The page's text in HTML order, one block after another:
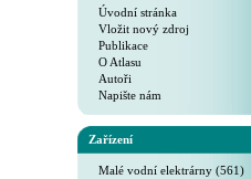
Úvodní stránka
Vložit nový zdroj
Publikace
O Atlasu
Autoři
Napište nám
Zařízení
Malé vodní elektrárny (561)